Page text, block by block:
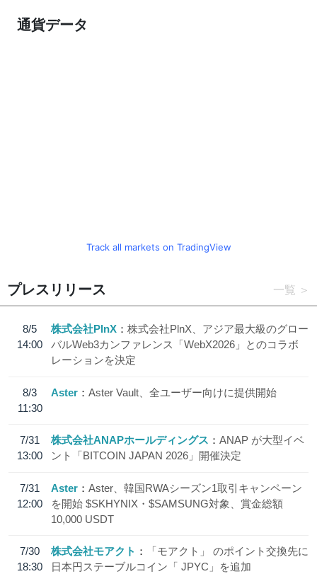
通貨データ
Track all markets on TradingView
プレスリリース 一覧
8/5
14:00
株式会社PlnX
株式会社PlnX、アジア最大級のグロー
バルWeb3カンファレンス「WebX2026」とのコラボ
レーションを決定
8/3
11:30
Aster Aster Vault、全ユーザー向けに提供開始
7/31
13:00
株式会社ANAPホールディングス
ANAP が大型イベ
ント「BITCOIN JAPAN 2026」開催決定
7/31
12:00
Aster
Aster、韓国RWAシーズン1取引キャンペーン
を開始 $SKHYNIX・$SAMSUNG対象、賞金総額
10,000 USDT
7/30
18:30
株式会社モアクト
「モアクト」 のポイント交換先に
日本円ステーブルコイン「 JPYC」を追加